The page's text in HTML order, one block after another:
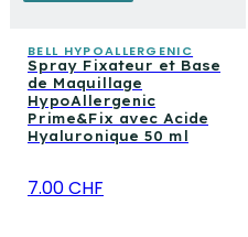
BELL HYPOALLERGENIC
Spray Fixateur et Base
de Maquillage
HypoAllergenic
Prime&Fix avec Acide
Hyaluronique 50 ml
7.00 CHF